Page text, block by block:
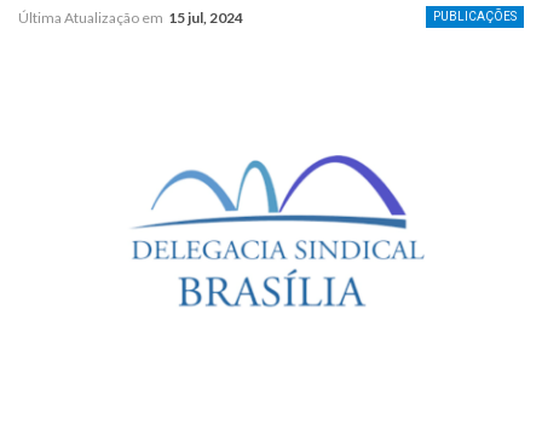
PUBLICAÇÕES
Última Atualização em 15 jul, 2024